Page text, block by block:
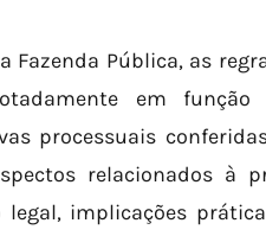
Fazenda Pública, as
em
processuais
relacionados à
implicações